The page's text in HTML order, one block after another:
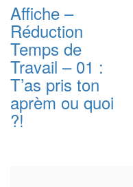
Affiche –
Réduction
Temps de
Travail – 01 :
T’as pris ton
aprèm ou quoi
?!